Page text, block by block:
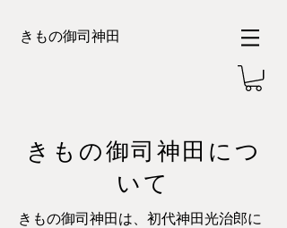
きもの御司神田
きもの御司神田につ
いて
きもの御司神田は、初代神田光治郎に